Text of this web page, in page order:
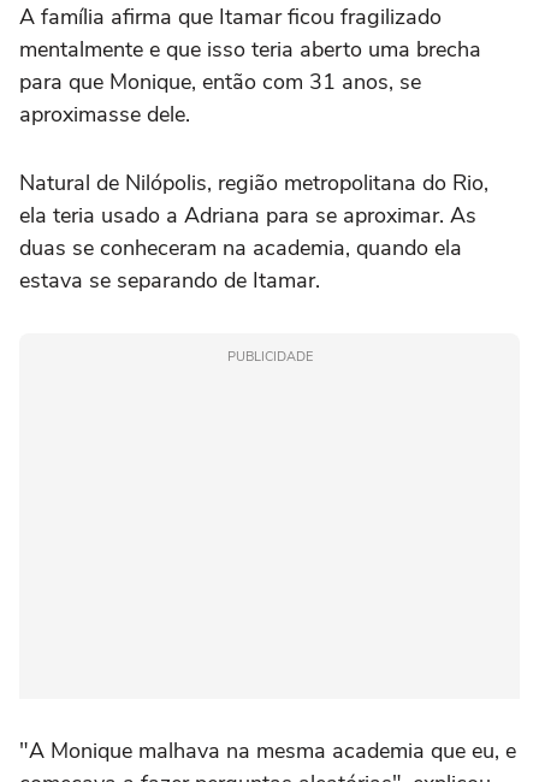
A família afirma que Itamar ficou fragilizado
mentalmente e que isso teria aberto uma brecha
para que Monique, então com 31 anos, se
aproximasse dele.
Natural de Nilópolis, região metropolitana do Rio,
ela teria usado a Adriana para se aproximar. As
duas se conheceram na academia, quando ela
estava se separando de Itamar.
PUBLICIDADE
"A Monique malhava na mesma academia que eu, e